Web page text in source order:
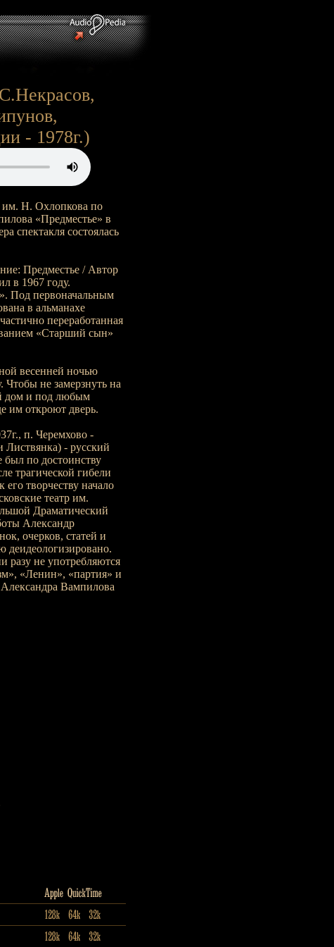
- 1978г.)
им. Н. Охлопкова по
«Предместье» в
спектакля состоялась
Предместье / Автор
в 1967 году.
Под первоначальным
в альманахе
переработанная
«Старший сын»
весенней ночью
Чтобы не замерзнуть на
дом и под любым
им откроют дверь.
п. Черемхово -
Листвянка) - русский
был по достоинству
трагической гибели
творчеству начало
театр им.
Драматический
Александр
очерков, статей и
деидеологизировано.
разу не употребляются
«Ленин», «партия» и
Вампилова